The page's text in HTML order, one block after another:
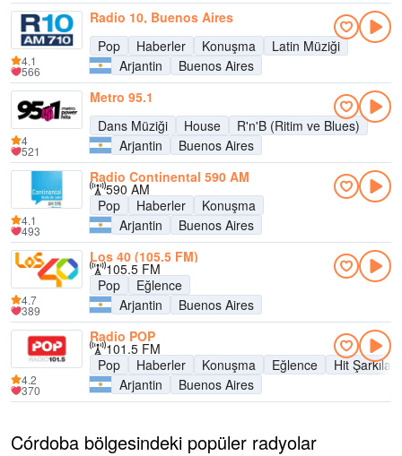
Radio 10, Buenos Aires
Pop
Haberler Konuşma
Latin Müziği
Arjantin
Buenos Aires
4.1
566
Metro 95.1
Dans Müziği
House
R'n'B (Ritim ve Blues)
Arjantin
Buenos Aires
4
521
Radio Continental 590 AM
590 AM
Pop
Haberler
Konuşma
Arjantin
Buenos Aires
4.1
493
Los 40 (105.5 FM)
105.5 FM
Pop
Eğlence
Arjantin
Buenos Aires
4.7
389
Radio POP
101.5 FM
Pop
Haberler Konuşma Eğlence
Hit Şarkılar
Arjantin
Buenos Aires
4.2
370
Córdoba bölgesindeki popüler radyolar